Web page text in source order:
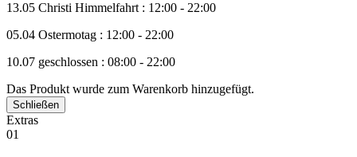
13.05 Christi Himmelfahrt : 12:00 - 22:00
05.04 Ostermotag : 12:00 - 22:00
10.07 geschlossen : 08:00 - 22:00
Das Produkt wurde zum Warenkorb hinzugefügt.
Schließen
Extras
01